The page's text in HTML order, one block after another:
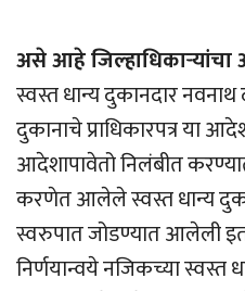
असे आहे
स्वस्त धान्य दुकानदार नवनाथ
दुकानाचे प्राधिकारपत्र या
आदेशापावेतो निलंबीत
करणेत आलेले स्वस्त धान्य
स्वरुपात जोडण्यात आलेली
निर्णयान्वये नजिकच्या स्वस्त